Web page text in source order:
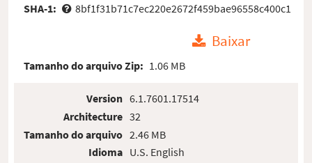
SHA-1:
8bf1f31b71c7ec220e2672f459bae96558c400c1
Baixar
Tamanho do arquivo Zip: 1.06 MB
Version
Architecture
Tamanho do arquivo
Idioma
6.1.7601.17514
32
2.46 MB
U.S. English